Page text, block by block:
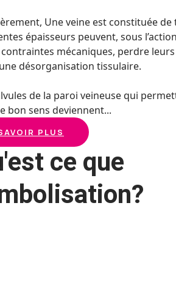
Une veine est constituée de
épaisseurs peuvent, sous
mécaniques, perdre
désorganisation tissulaire.
de la paroi veineuse qui
bon sens deviennent...
PLUS
ce que